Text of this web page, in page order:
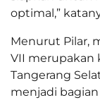
optimal,”
Menurut Pilar,
VII merupakan
Tangerang
menjadi